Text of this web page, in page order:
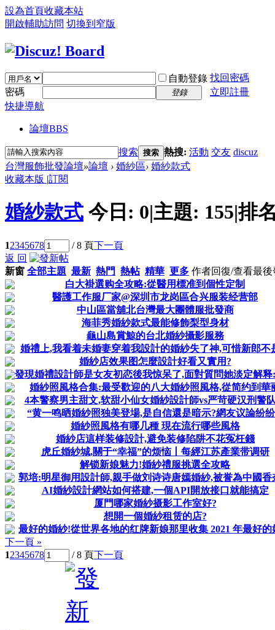
設為首頁收藏本站
開啟輔助訪問 切換到窄版
自動登錄 找回密碼
密碼
登錄
立即註冊
快捷導航
論壇BBS
搜索 搜索 熱搜: 活動 交友 discuz
台灣服飾批發論壇»論壇 › 婚紗區› 婚紗款式
收藏本版 |訂閱
婚紗款式 今日: 0|主題: 155|排
12345678 / 8 頁下一頁
返 回
新窗 全部主題 最新 熱門 熱帖 精華 更多 作者回復/查看最後
白大褂選购全攻略:從醫用標准到個性定制
醫護工作服厂家@深圳市龙岗區合兴服装经营部
中山區當舖北台灣最大團體服批發商
海菲秀婚紗款式最能修飾梨型身材
龜山島賞鯨的台北婚紗攝影服務
婚禮上,我看着未婚妻穿着我設計的婚紗失了神,可惜新郎不
婚紗店效果图怎麼設計好看又實用?
發現婚禮設計師是女友初恋後我惊呆了,面對質問她淡定解释
婚紗照風格合集:最受歡迎的八大婚紗照風格,從简约到華
4本警察男主甜文,软甜小仙女婚紗設計師vs严苛硬汉刑警
“黄一鸣晒婚紗照独美登場,是自信還是暗示?網友议論纷
婚紗照風格有哪几種 現在流行哪些風格
婚紗店這样装修設計,避免装修陷阱不花冤枉錢
虎丘婚紗城,關于“幸福”的烦恼丨每經江苏產業带调研
解锁新娘魅力!婚紗禮服挑選全攻略
郭培:明星御用設計師,親手做刘诗诗唐嫣婚紗,被誉為中國香
AI婚紗設計網站如何搭建,一個API開放接口就能搞定
厦門哪家婚紗摄影工作室好?
想開一個婚紗租赁的店?
最好的婚紗!從世界各地的红牌新娘那里收集 2021 年最好的
下一頁 »
12345678 / 8 頁下一頁